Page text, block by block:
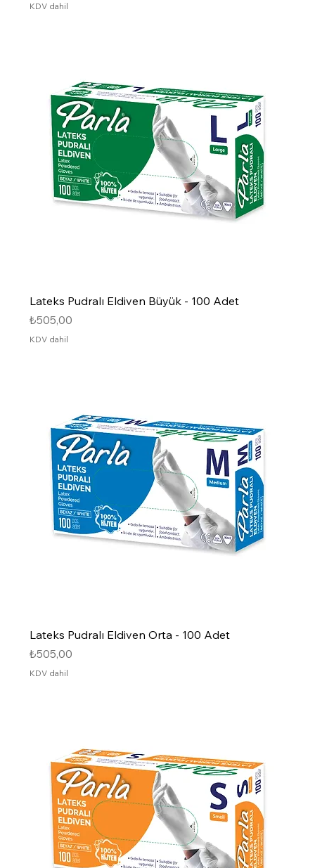
KDV dahil
Lateks Pudralı Eldiven Büyük - 100 Adet
Fiyat
₺505,00
KDV dahil
Lateks Pudralı Eldiven Orta - 100 Adet
Fiyat
₺505,00
KDV dahil